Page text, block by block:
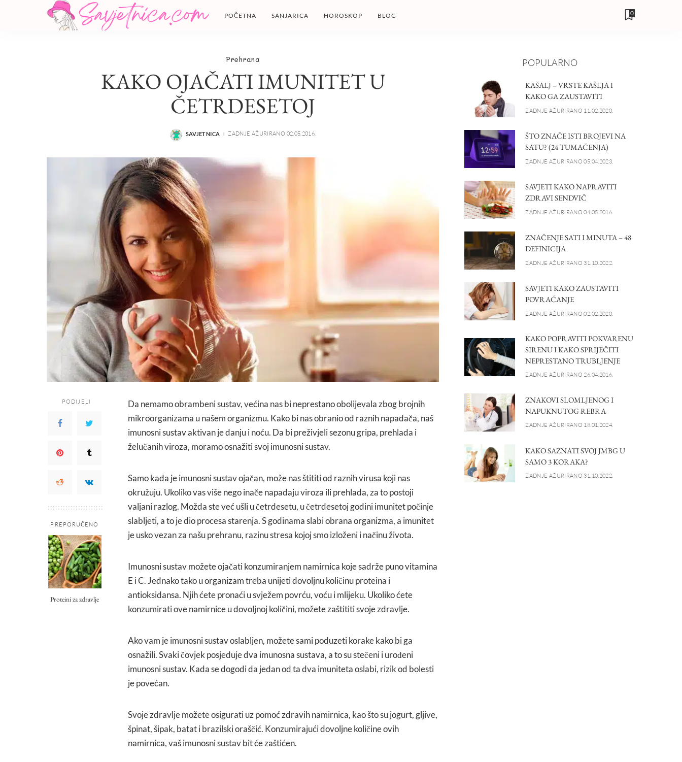
POČETNA SANJARICA HOROSKOP BLOG 0
Prehrana
KAKO OJAČATI IMUNITET U
ČETRDESETOJ
POSTED
SAVJETNICA ZADNJE AŽURIRANO 02.05.2016.
PODIJELI
PREPORUČENO
Proteini za zdravlje
Da nemamo obrambeni sustav, većina nas bi neprestano obolijevala zbog brojnih
mikroorganizama u našem organizmu. Kako bi nas obranio od raznih napadača, naš
imunosni sustav aktivan je danju i noću. Da bi preživjeli sezonu gripa, prehlada i
želučanih viroza, moramo osnažiti svoj imunosni sustav.
Samo kada je imunosni sustav ojačan, može nas štititi od raznih virusa koji nas
okružuju. Ukoliko vas više nego inače napadaju viroza ili prehlada, za to postoji
valjani razlog. Možda ste već ušli u četrdesetu, u četrdesetoj godini imunitet počinje
slabljeti, a to je dio procesa starenja. S godinama slabi obrana organizma, a imunitet
je usko vezan za našu prehranu, razinu stresa kojoj smo izloženi i načinu života.
Imunosni sustav možete ojačati konzumiranjem namirnica koje sadrže puno vitamina
E i C. Jednako tako u organizam treba unijeti dovoljnu količinu proteina i
antioksidansa. Njih ćete pronaći u svježem povrću, voću i mlijeku. Ukoliko ćete
konzumirati ove namirnice u dovoljnoj količini, možete zaštititi svoje zdravlje.
Ako vam je imunosni sustav oslabljen, možete sami poduzeti korake kako bi ga
osnažili. Svaki čovjek posjeduje dva imunosna sustava, a to su stečeni i urođeni
imunosni sustav. Kada se dogodi da jedan od ta dva imuniteta oslabi, rizik od bolesti
je povećan.
Svoje zdravlje možete osigurati uz pomoć zdravih namirnica, kao što su jogurt, gljive,
špinat, šipak, batat i brazilski oraščić. Konzumirajući dovoljne količine ovih
namirnica, vaš imunosni sustav bit će zaštićen.
POPULARNO
KAŠALJ – VRSTE KAŠLJA I
KAKO GA ZAUSTAVITI
ZADNJE AŽURIRANO 11.02.2020.
ŠTO ZNAČE ISTI BROJEVI NA
SATU? (24 TUMAČENJA)
ZADNJE AŽURIRANO 05.04.2023.
SAVJETI KAKO NAPRAVITI
ZDRAVI SENDVIČ
ZADNJE AŽURIRANO 04.05.2016.
ZNAČENJE SATI I MINUTA – 48
DEFINICIJA
ZADNJE AŽURIRANO 31.10.2022.
SAVJETI KAKO ZAUSTAVITI
POVRAĆANJE
ZADNJE AŽURIRANO 02.02.2020.
KAKO POPRAVITI POKVARENU
SIRENU I KAKO SPRIJEČITI
NEPRESTANO TRUBLJENJE
ZADNJE AŽURIRANO 26.04.2016.
ZNAKOVI SLOMLJENOG I
NAPUKNUTOG REBRA
ZADNJE AŽURIRANO 18.01.2024.
KAKO SAZNATI SVOJ JMBG U
SAMO 3 KORAKA?
ZADNJE AŽURIRANO 31.10.2022.